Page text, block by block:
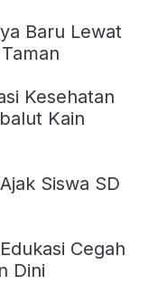
Baru Lewat
Kesehatan
Kain
Siswa SD
Cegah
Dini